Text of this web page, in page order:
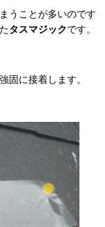
うことが多いのです
タスマジックです。
固に接着します。